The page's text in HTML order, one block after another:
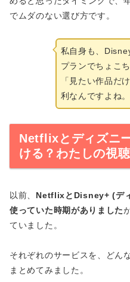
でムダのない選び方です。
私自身も、
プランでちょこ
「見たい作品だ
利なんですよね。
Netflixとディズニ
ける？わたしの視
以前、 NetflixとDisney+ (デ
使っていた時期がありました
ていました。
それぞれのサービスを、どん
まとめてみました。